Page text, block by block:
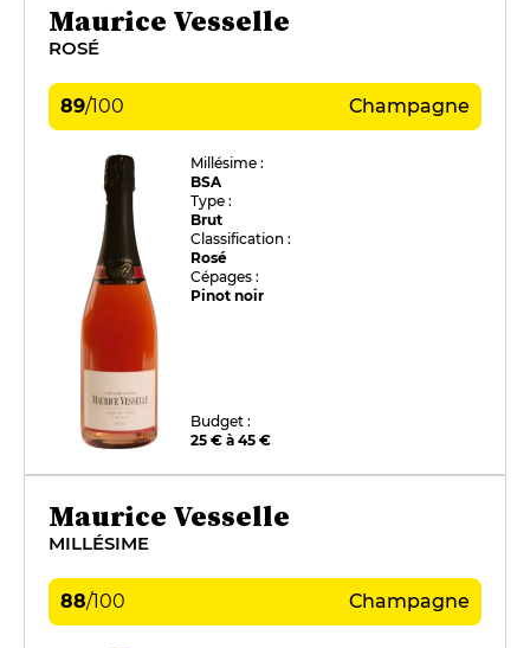
Maurice Vesselle
ROSÉ
89/100 Champagne
Millésime :
BSA
Type :
Brut
Classification :
Rosé
Cépages :
Pinot noir
Budget :
25 € à 45 €
Maurice Vesselle
MILLÉSIME
88/100 Champagne